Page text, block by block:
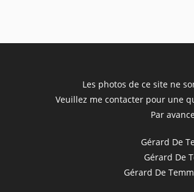
Les photos de ce site ne
Veuillez me contacter pour une
Par
Gérard De
Gérard De
Gérard De